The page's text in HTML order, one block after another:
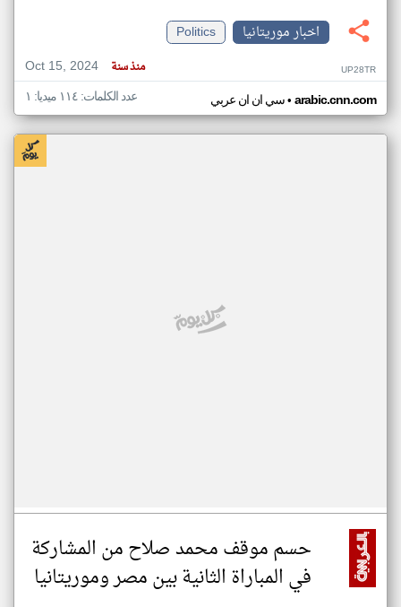
اخبار موريتانيا
Politics
Oct 15, 2024
منذ سنة UP28TR
سي ان ان عربي• arabic.cnn.com عدد الكلمات: ١١٤ ميديا: ١
حسم موقف محمد صلاح من المشاركة
في المباراة الثانية بين مصر وموريتانيا